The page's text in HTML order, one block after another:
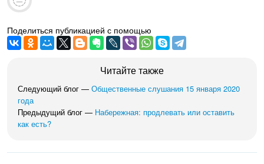
Поделиться публикацией с помощью
Читайте также
Следующий блог — Общественные слушания 15 января 2020
года
Предыдущий блог — Набережная: продлевать или оставить
как есть?